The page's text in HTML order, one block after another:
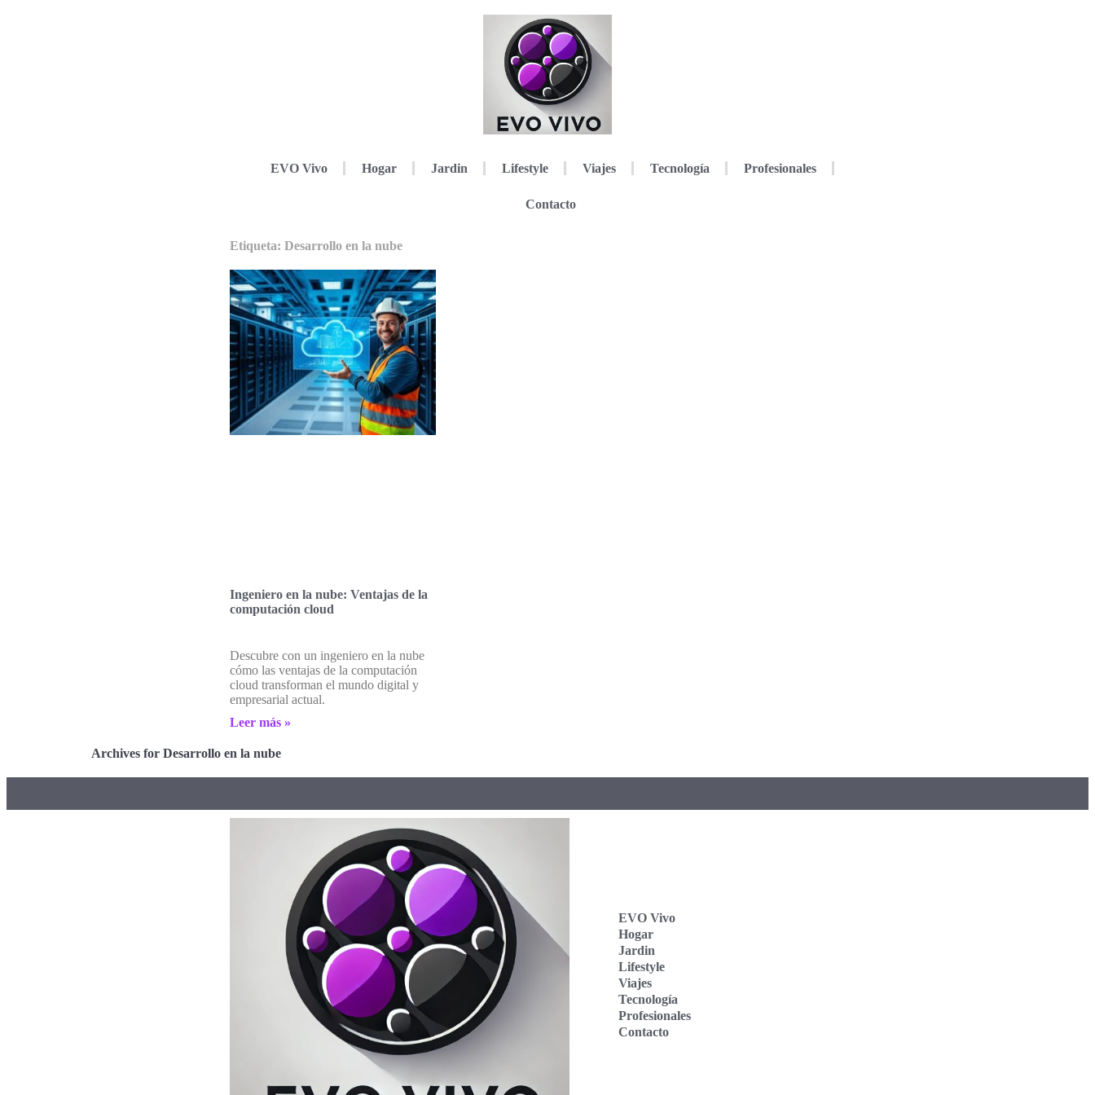
EVO Vivo Hogar Jardin Lifestyle Viajes Tecnología Profesionales
Contacto
Etiqueta: Desarrollo en la nube
Ingeniero en la nube: Ventajas de la
computación cloud
Descubre con un ingeniero en la nube
cómo las ventajas de la computación
cloud transforman el mundo digital y
empresarial actual.
Leer más »
Archives for Desarrollo en la nube
EVO Vivo
Hogar
Jardin
Lifestyle
Viajes
Tecnología
Profesionales
Contacto